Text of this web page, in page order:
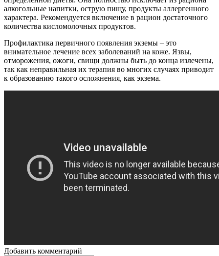
алкогольные напитки, острую пищу, продукты аллергенного
характера. Рекомендуется включение в рацион достаточного
количества кисломолочных продуктов.
Профилактика первичного появления экземы – это
внимательное лечение всех заболеваний на коже. Язвы,
отморожения, ожоги, свищи должны быть до конца излечены,
так как неправильная их терапия во многих случаях приводит
к образованию такого осложнения, как экзема.
Добавить комментарий